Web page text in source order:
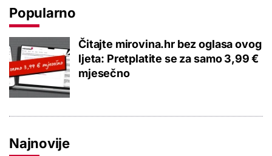
Popularno
Čitajte mirovina.hr bez oglasa ovog
ljeta: Pretplatite se za samo 3,99 €
mjesečno
Najnovije